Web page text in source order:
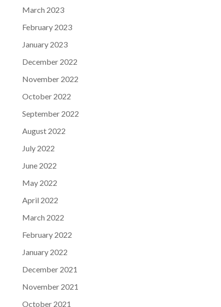
March 2023
February 2023
January 2023
December 2022
November 2022
October 2022
September 2022
August 2022
July 2022
June 2022
May 2022
April 2022
March 2022
February 2022
January 2022
December 2021
November 2021
October 2021